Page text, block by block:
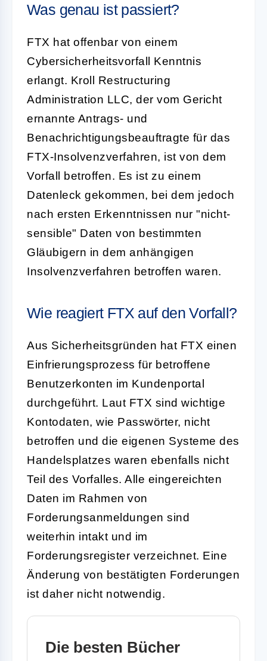
Was genau ist passiert?
FTX hat offenbar von einem
Cybersicherheitsvorfall Kenntnis
erlangt. Kroll Restructuring
Administration LLC, der vom Gericht
ernannte Antrags- und
Benachrichtigungsbeauftragte für das
FTX-Insolvenzverfahren, ist von dem
Vorfall betroffen. Es ist zu einem
Datenleck gekommen, bei dem jedoch
nach ersten Erkenntnissen nur "nicht-
sensible" Daten von bestimmten
Gläubigern in dem anhängigen
Insolvenzverfahren betroffen waren.
Wie reagiert FTX auf den Vorfall?
Aus Sicherheitsgründen hat FTX einen
Einfrierungsprozess für betroffene
Benutzerkonten im Kundenportal
durchgeführt. Laut FTX sind wichtige
Kontodaten, wie Passwörter, nicht
betroffen und die eigenen Systeme des
Handelsplatzes waren ebenfalls nicht
Teil des Vorfalles. Alle eingereichten
Daten im Rahmen von
Forderungsanmeldungen sind
weiterhin intakt und im
Forderungsregister verzeichnet. Eine
Änderung von bestätigten Forderungen
ist daher nicht notwendig.
Die besten Bücher